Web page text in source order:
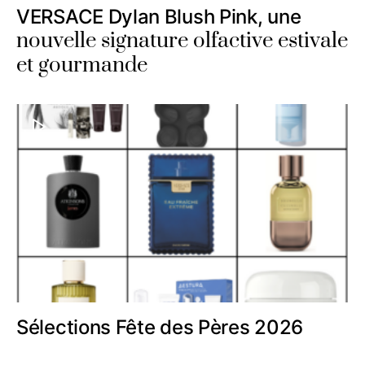
VERSACE Dylan Blush Pink, une
nouvelle signature olfactive estivale
et gourmande
Sélections Fête des Pères 2026